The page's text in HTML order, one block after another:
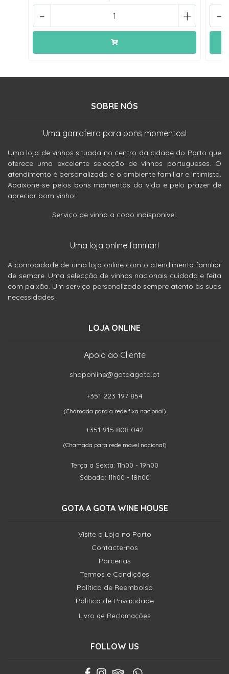
+
- -
SOBRE NÓS
Uma garrafeira para bons momentos!
Uma loja de vinhos situada no centro da cidade do Porto que
oferece uma excelente selecção de vinhos portugueses. O
atendimento é personalizado e o ambiente familiar e intimista.
Apaixone-se pelos bons momentos da vida e pelo prazer de
apreciar bom vinho!
Serviço de vinho a copo indisponível.
Uma loja online familiar!
A comodidade de uma loja online com o atendimento familiar
de sempre. Uma selecção de vinhos nacionais cuidada e feita
com paixão. Um serviço personalizado sempre atento às suas
necessidades.
LOJA ONLINE
Apoio ao Cliente
shoponline@gotaagota.pt
+351 223 197 854
(Chamada para a rede fixa nacional)
+351 915 808 042
(Chamada para rede móvel nacional)
Terça a Sexta: 11h00 - 19h00
Sábado: 11h00 - 18h00
GOTA A GOTA WINE HOUSE
Visite a Loja no Porto
Contacte-nos
Parcerias
Termos e Condições
Política de Reembolso
Política de Privacidade
Livro de Reclamações
FOLLOW US